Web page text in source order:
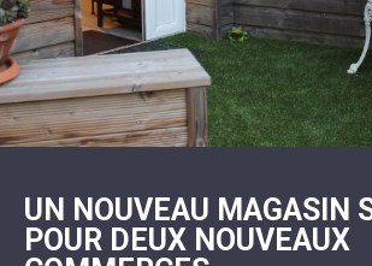
20ÈME
SIÈCLE
RÉUNIONS
DU
CONSEIL
MUNICIPAL
ARRÊTÉS
ET
DÉCISIONS
DU
MAIRE
DE
LA
MINORITÉ
LES
ÉCOLES
/
LE
COLLÈGE
ESPACE
JEUNES
11
ANS
ASSOCIATION
COULÉE
ENVIRONNEMENT
L'EAU
ET
L'ASSAINISSEMENT
LA
RÉSIDENCE
AUTONOMIE
LA
POLICE
MUNICIPALE
DE
MUSIQUE
L'ÉCOLE
COMMUNAUTAIRE
DE
DANSE
LA
PISCINE
VOIE
VERTE
VISITES
ET
DÉCOUVERTES
LES
RANDONNÉES
LE
CAMPING-
CARS
TENTES
ET
UN NOUVEAU MAGASIN
POUR DEUX NOUVEAUX